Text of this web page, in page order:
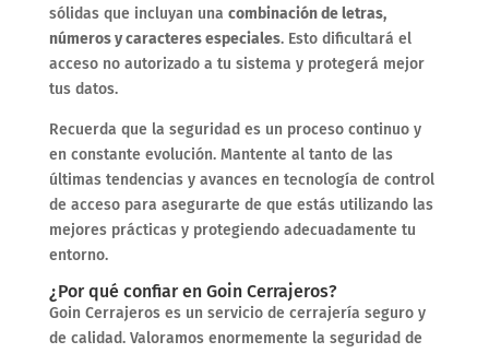
sólidas que incluyan una combinación de letras,
números y caracteres especiales. Esto dificultará el
acceso no autorizado a tu sistema y protegerá mejor
tus datos.
Recuerda que la seguridad es un proceso continuo y
en constante evolución. Mantente al tanto de las
últimas tendencias y avances en tecnología de control
de acceso para asegurarte de que estás utilizando las
mejores prácticas y protegiendo adecuadamente tu
entorno.
¿Por qué confiar en Goin Cerrajeros?
Goin Cerrajeros es un servicio de cerrajería seguro y
de calidad. Valoramos enormemente la seguridad de